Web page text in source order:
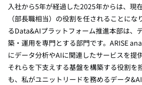
入社から5年が経過した2025年からは、現
（部長職相当）の役割を任されることにな
るData&AIプラットフォーム推進本部は、
築・運用を専門とする部門です。ARISE
にデータ分析やAIに関連したサービスを提
それらを下支えする基盤を構築する役割を
も、私がユニットリードを務めるデータ